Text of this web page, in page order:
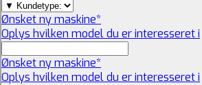
Ønsket ny maskine*
Oplys hvilken model du er interesseret i
Ønsket ny maskine*
Oplys hvilken model du er interesseret i